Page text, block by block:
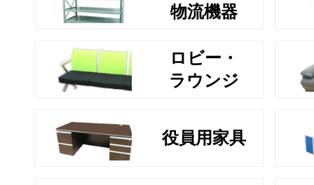
物流機器
ロビー・
ラウンジ
役員用家具